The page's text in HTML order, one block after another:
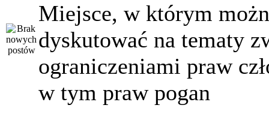
Miejsce, w którym
dyskutować na tematy
ograniczeniami praw
w tym praw pogan